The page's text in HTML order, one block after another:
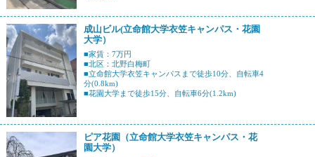
成山ビル(立命館大学衣笠キャンパス・花園
大学）
■家賃：7万円
■北区：北野白梅町
■立命館大学衣笠キャンパスまで徒歩10分、自転車4
分(0.8km)
■花園大学まで徒歩15分、自転車6分(1.2km)
ピア花園（立命館大学衣笠キャンパス・花
園大学）